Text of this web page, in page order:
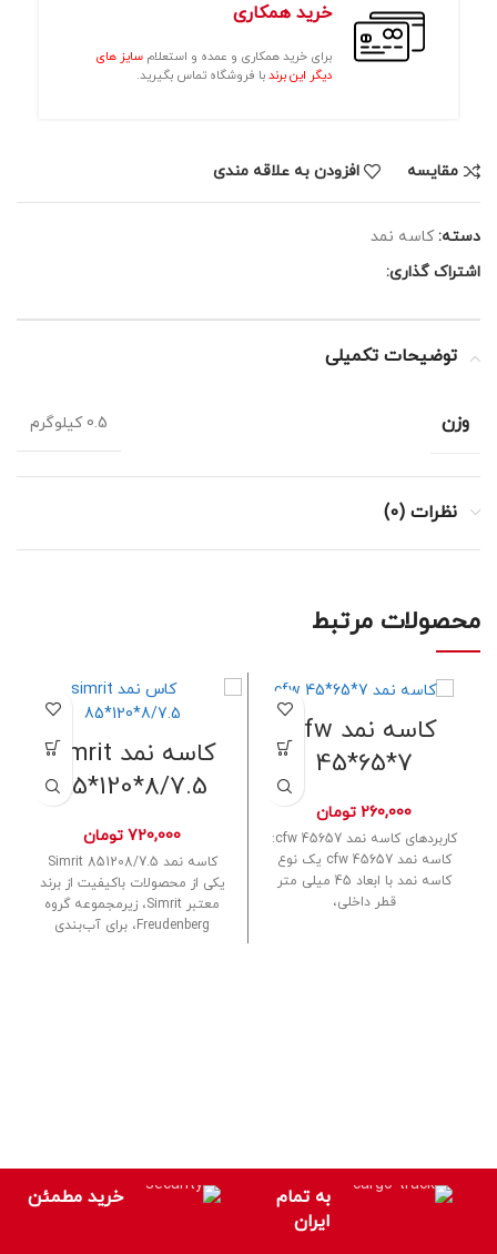
خرید همکاری
برای خرید همکاری و عمده و استعلام سایز های
دیگر این برندبا فروشگاه تماس بگیرید.
مقايسه افزودن به علاقه مندی
دسته: کاسه نمد
اشتراک گذاری:
توضیحات تکمیلی
وزن 0.5 کیلوگرم
نظرات (0)
محصولات مرتبط
کاسه نمد cfw
45*65*7
260,000 تومان
کاربردهای کاسه نمد cfw 45657:
کاسه نمد cfw 45657 یک نوع
کاسه نمد با ابعاد 45 میلی متر
قطر داخلی،
کاسه نمد simrit
85*120*8/7.5
720,000 تومان
کاسه نمد Simrit 851208/7.5
یکی از محصولات باکیفیت از برند
معتبر Simrit، زیرمجموعه گروه
Freudenberg، برای آب‌بندی
به تمام
ایران
خرید مطمئن